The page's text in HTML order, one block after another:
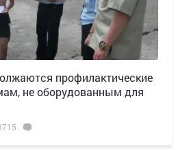
профилактические
не оборудованным для